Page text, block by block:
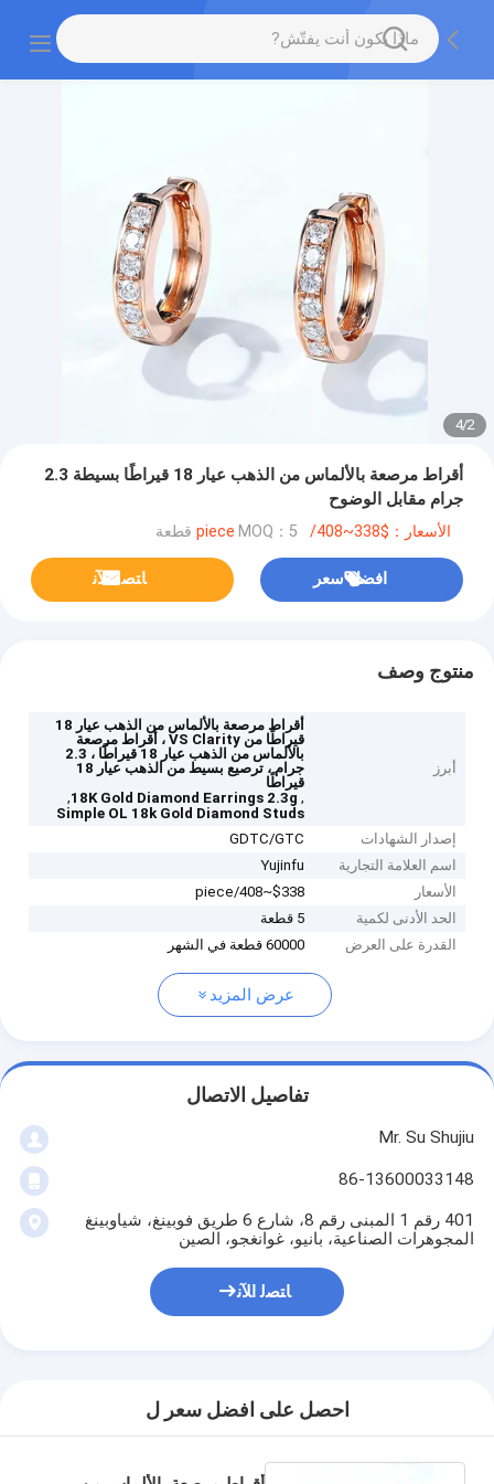
2
/
4
أقراط مرصعة بالألماس من الذهب عيار 18 قيراطًا بسيطة 2.3
جرام مقابل الوضوح
الأسعار：$338~408/piece MOQ：5 قطعة
افضل سعر ﺎﺘﺼﻟ ﺍﻶﻧ
منتوج وصف
أبرز
أقراط مرصعة بالألماس من الذهب عيار 18
قيراطًا من VS Clarity ، أقراط مرصعة
بالألماس من الذهب عيار 18 قيراطًا ، 2.3
جرام ، ترصيع بسيط من الذهب عيار 18
قيراطًا
,
18K Gold Diamond Earrings 2.3g
,
Simple OL 18k Gold Diamond Studs
إصدار الشهادات
GDTC/GTC
اسم العلامة التجارية
Yujinfu
الأسعار
$338~408/piece
الحد الأدنى لكمية
5 قطعة
القدرة على العرض
60000 قطعة في الشهر
عرض المزيد
تفاصيل الاتصال
Mr. Su Shujiu
86-13600033148
401 رقم 1 المبنى رقم 8، شارع 6 طريق فوبينغ، شياوبينغ
المجوهرات الصناعية، بانيو، غوانغجو، الصين
ﺎﺘﺼﻟ ﺍﻶﻧ
احصل على افضل سعر ل